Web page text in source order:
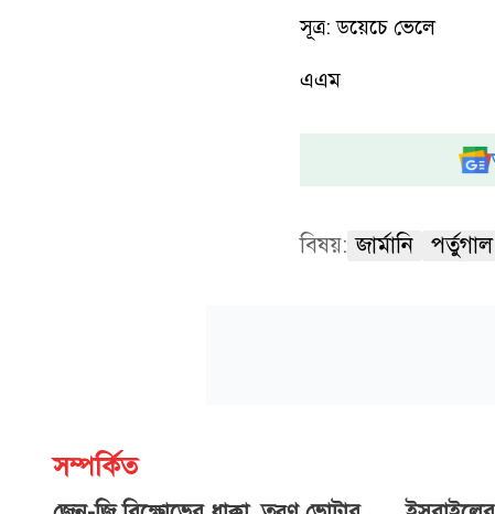
সূত্র: ডয়েচে ভেলে
এএম
বিষয়: জার্মানি পর্তুগাল
সম্পর্কিত